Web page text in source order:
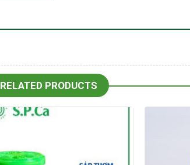
RELATED PRODUCTS